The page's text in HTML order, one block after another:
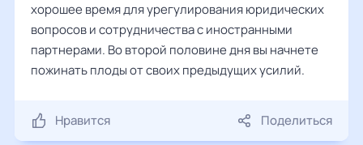
хорошее время для урегулирования юридических
вопросов и сотрудничества с иностранными
партнерами. Во второй половине дня вы начнете
пожинать плоды от своих предыдущих усилий.
Нравится Поделиться